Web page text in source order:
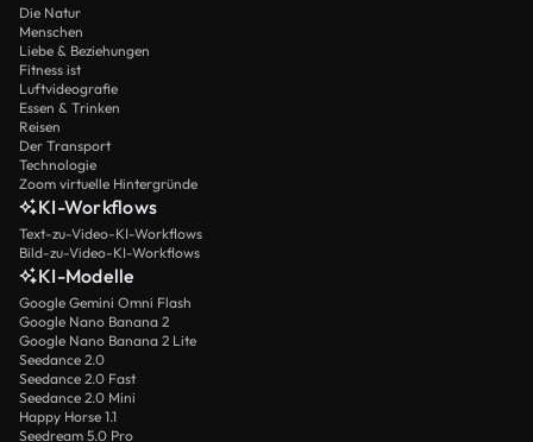
Die Natur
Menschen
Liebe & Beziehungen
Fitness ist
Luftvideografie
Essen & Trinken
Reisen
Der Transport
Technologie
Zoom virtuelle Hintergründe
KI-Workflows
Text-zu-Video-KI-Workflows
Bild-zu-Video-KI-Workflows
KI-Modelle
Google Gemini Omni Flash
Google Nano Banana 2
Google Nano Banana 2 Lite
Seedance 2.0
Seedance 2.0 Fast
Seedance 2.0 Mini
Happy Horse 1.1
Seedream 5.0 Pro